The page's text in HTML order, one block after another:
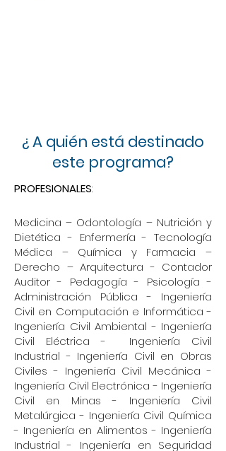
¿ A quién está destinado
este programa?
PROFESIONALES:
Medicina – Odontología – Nutrición y
Dietética - Enfermería - Tecnología
Médica – Química y Farmacia –
Derecho – Arquitectura - Contador
Auditor - Pedagogía - Psicología -
Administración Pública - Ingeniería
Civil en Computación e Informática -
Ingeniería Civil Ambiental - Ingeniería
Civil Eléctrica - Ingeniería Civil
Industrial - Ingeniería Civil en Obras
Civiles - Ingeniería Civil Mecánica -
Ingeniería Civil Electrónica - Ingeniería
Civil en Minas - Ingeniería Civil
Metalúrgica - Ingeniería Civil Química
- Ingeniería en Alimentos - Ingeniería
Industrial - Ingeniería en Seguridad